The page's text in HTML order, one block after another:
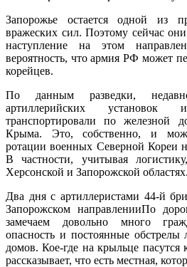
Запорожье остается одной из
вражеских сил. Поэтому сейчас
наступление на этом
вероятность, что армия РФ может
корейцев.
По данным разведки,
артиллерийских
транспортировали по железной
Крыма. Это, собственно, и
ротации военных Северной Кореи
В частности, учитывая
Херсонской и Запорожской областях.
Два дня с артиллеристами 44-й
Запорожском направленииПо
замечаем довольно много
опасность и постоянные
домов. Кое-где на крыльце
рассказывает, что есть местная,